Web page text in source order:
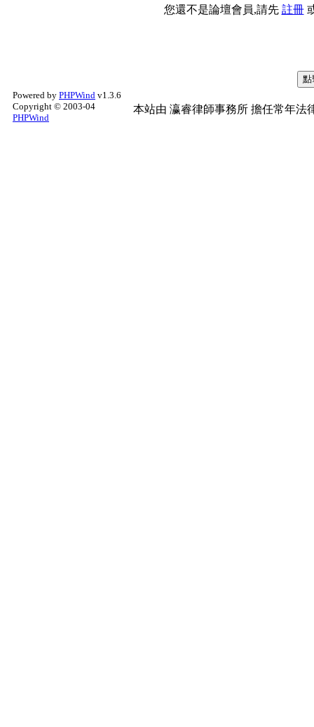
您還不是論壇會員,請先 註冊
Powered by PHPWind v1.3.6
Copyright © 2003-04
PHPWind
本站由 瀛睿律師事務所 擔任常年法